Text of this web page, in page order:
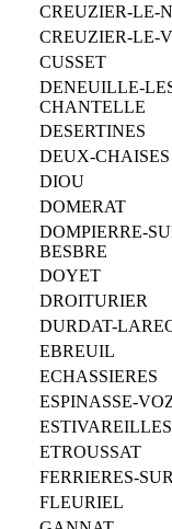
CREUZIER-LE-
CREUZIER-LE-
CUSSET
DENEUILLE-
CHANTELLE
DESERTINES
DEUX-CHAISES
DIOU
DOMERAT
DOMPIERRE-
BESBRE
DOYET
DROITURIER
DURDAT-
EBREUIL
ECHASSIERES
ESPINASSE-
ESTIVAREILLES
ETROUSSAT
FERRIERES-
FLEURIEL